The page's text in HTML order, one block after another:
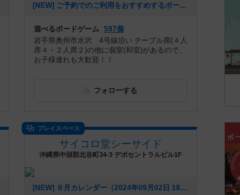
[NEW] ご予約でのご利用をおすすめするボードゲーム（2026年07月04日 11時59分）
遊べるボードゲーム 597個
岩手県奥州市水沢 4号線沿い テーブル席(４人
席４・２人席２)の他に個室(和室)があるので、
お子様連れも大歓迎！！
フォローする
プレイスペース
サイコロ堂シーサイド
沖縄県中頭郡北谷町34-3 デポセントラルビル1F
[NEW] ９月カレンダー（2024年09月02日 18時45分）